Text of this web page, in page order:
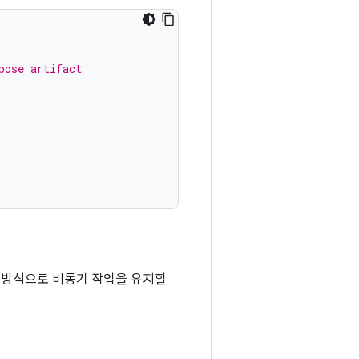
artifact
식으로 비동기 작업을 유지할